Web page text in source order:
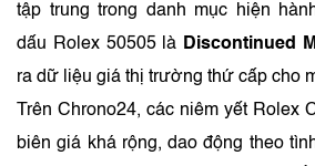
tập trung trong danh mục hiện
dấu Rolex 50505 là Discontinued
ra dữ liệu giá thị trường thứ cấp cho
Trên Chrono24, các niêm yết Rolex
biên giá khá rộng, dao động theo